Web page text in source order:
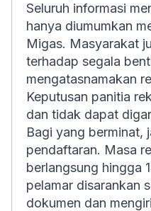
Seluruh informasi
hanya diumumkan
Migas. Masyarakat
terhadap segala
mengatasnamakan
Keputusan panitia
dan tidak dapat
Bagi yang berminat,
pendaftaran. Masa
berlangsung hingga
pelamar disarankan
dokumen dan